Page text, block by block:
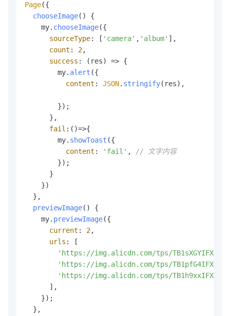
Page({
chooseImage( ) {
    my.
chooseImage({
sourceType: [ 'camera' , 'album' ],
count : 2,
success : ( res) => {
        my.
alert ({
content : JSON. stringify(res),
        });
      },
fail : ()=>{
        my.
showToast ({
content : 'fail' , // 文字内容
        });
      }
    })
  },
previewImage( ) {
    my.
previewImage({
current : 2,
urls : [
'https://img.alicdn.com/tps/
'https://img.alicdn.com/tps/
'https://img.alicdn.com/tps/
      ],
    });
  },